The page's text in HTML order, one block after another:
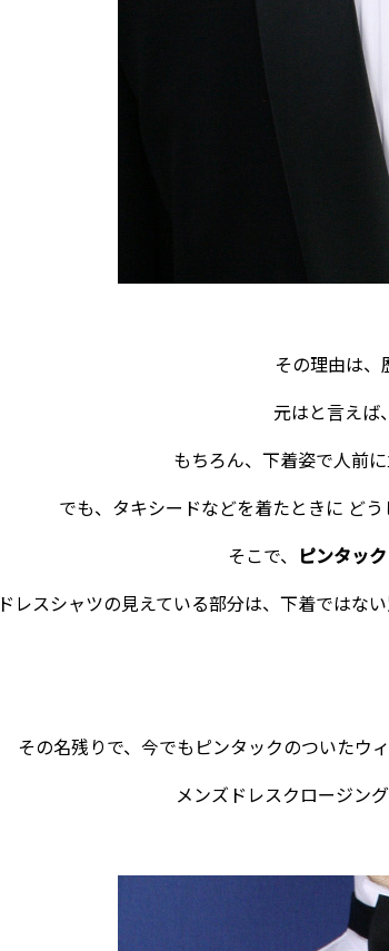
その理由は、
元はと言えば
もちろん、下着姿で人前
でも、タキシードなどを着たときに ど
そこで、 ピンタック
ドレスシャツの見えている部分は、下着ではな
その名残りで、今でもピンタックのついたウ
メンズドレスクロージン